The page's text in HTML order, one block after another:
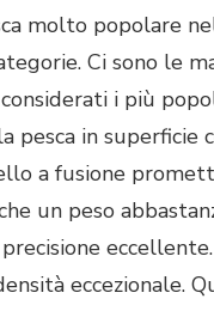
molto popolare
Ci sono le
i più
pesca in superficie
a fusione
un peso
eccezionale.